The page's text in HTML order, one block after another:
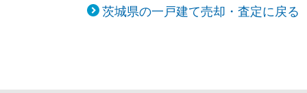
茨城県の一戸建て売却・査定に戻る